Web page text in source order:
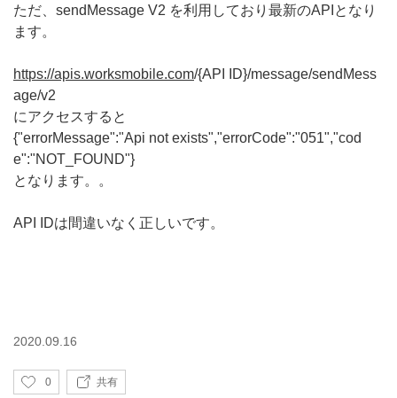
ただ、sendMessage V2 を利用しており最新のAPIとなり
ます。
https://apis.worksmobile.com/{API ID}/message/sendMess
age/v2
にアクセスすると
{"errorMessage":"Api not exists","errorCode":"051","cod
e":"NOT_FOUND"}
となります。。
API IDは間違いなく正しいです。
2020.09.16
い
0 共有